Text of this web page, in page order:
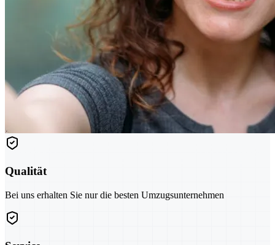
Qualität
Bei uns erhalten Sie nur die besten Umzugsunternehmen